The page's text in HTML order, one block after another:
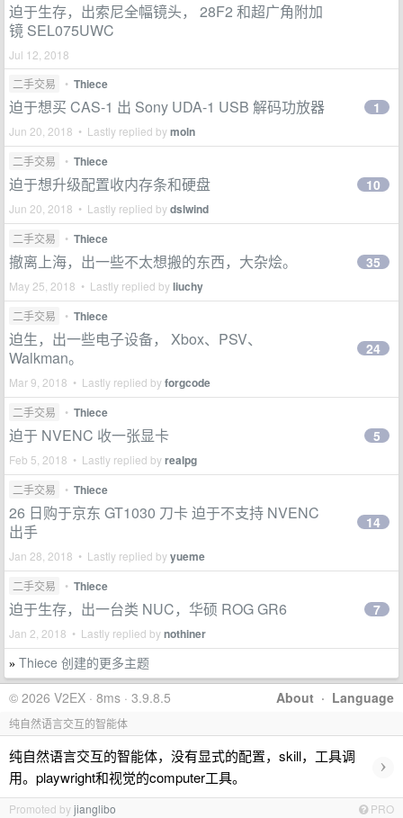
迫于生存，出索尼全幅镜头， 28F2 和超广角附加
镜 SEL075UWC
Jul 12, 2018
二手交易
• Thiece
迫于想买 CAS-1 出 Sony UDA-1 USB 解码功放器
Jun 20, 2018 • Lastly replied bymoln
1
二手交易 • Thiece
迫于想升级配置收内存条和硬盘
Jun 20, 2018 • Lastly replied bydslwind
10
二手交易 • Thiece
撤离上海，出一些不太想搬的东西，大杂烩。
May 25, 2018 • Lastly replied byliuchy
35
二手交易 • Thiece
迫生，出一些电子设备， Xbox、PSV、
Walkman。
Mar 9, 2018 • Lastly replied byforgcode
24
二手交易 • Thiece
迫于 NVENC 收一张显卡
Feb 5, 2018 • Lastly replied byrealpg
5
二手交易 • Thiece
26 日购于京东 GT1030 刀卡 迫于不支持 NVENC
出手
Jan 28, 2018 • Lastly replied byyueme
14
二手交易 • Thiece
迫于生存，出一台类 NUC，华硕 ROG GR6
Jan 2, 2018 • Lastly replied bynothiner
7
» Thiece 创建的更多主题
About · Language
© 2026 V2EX · 8ms · 3.9.8.5
纯自然语言交互的智能体
纯自然语言交互的智能体，没有显式的配置，skill，工具调
用。playwright和视觉的computer工具。
›
Promoted byjianglibo PRO